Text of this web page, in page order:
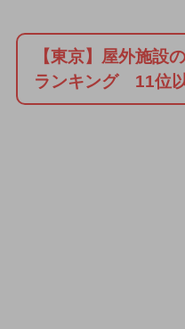
【東京】屋外施設
ランキング 11位